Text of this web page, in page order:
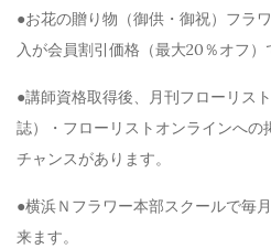
●お花の贈り物（御供・御祝）フラ
入が会員割引価格（最大20％オフ）
●講師資格取得後、月刊フローリス
誌）・フローリストオンラインへ
チャンスがあります。
●横浜Ｎフラワー本部スクールで毎
来ます。